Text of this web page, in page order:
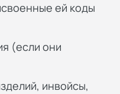
ей коды
(если они
инвойсы,